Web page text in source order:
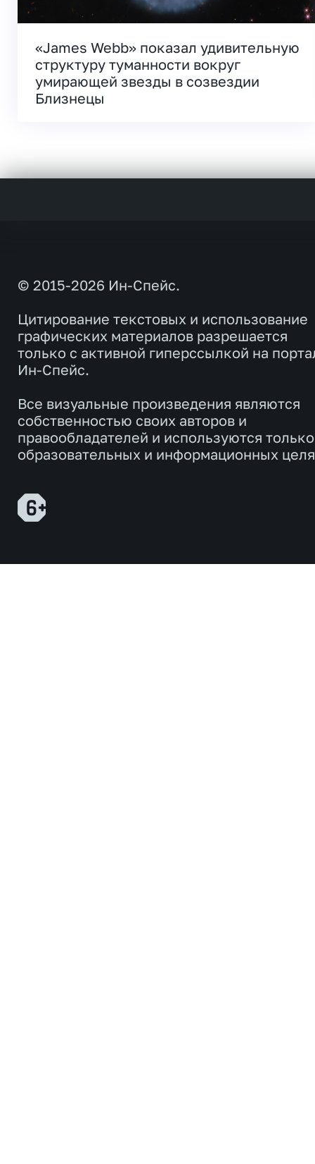
«James Webb» показал удивительную
структуру туманности вокруг
умирающей звезды в созвездии
Близнецы
© 2015-2026 Ин-Спейс.
Цитирование текстовых и использование
графических материалов разрешается
только с активной гиперссылкой на
Ин-Спейс.
Все визуальные произведения являются
собственностью своих авторов и
правообладателей и используются
образовательных и информационных